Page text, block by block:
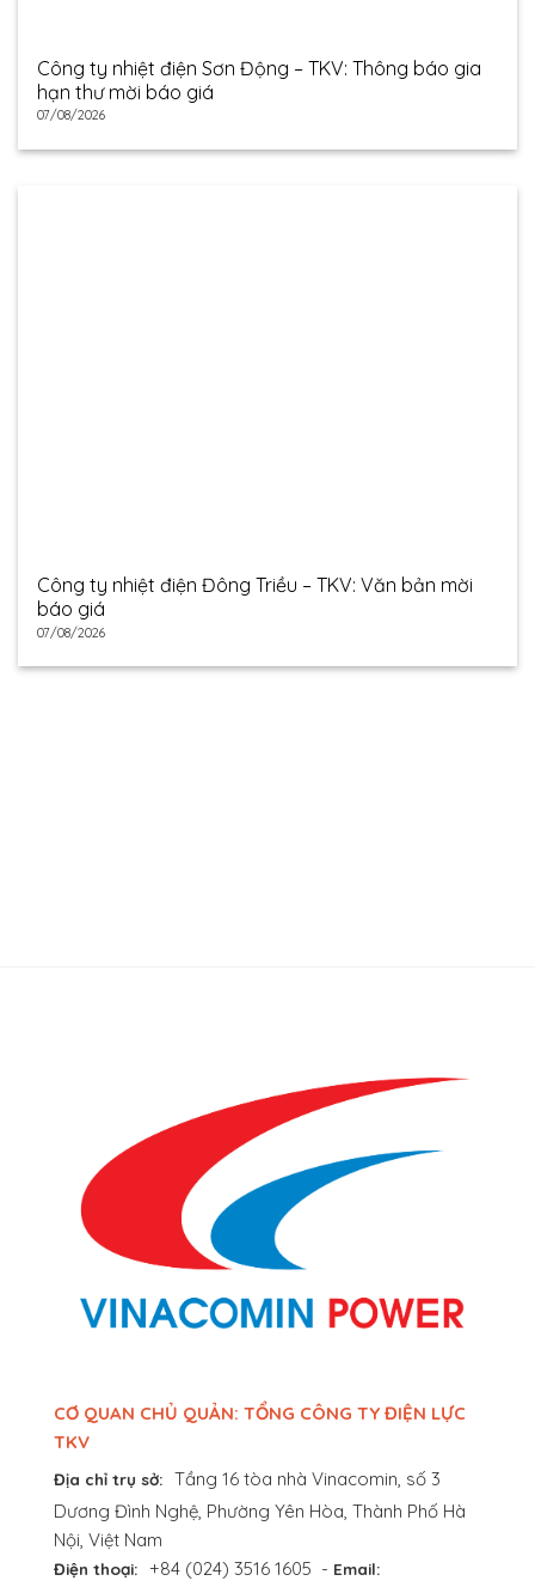
Công ty nhiệt điện Sơn Động – TKV: Thông báo gia
hạn thư mời báo giá
07/08/2026
Công ty nhiệt điện Đông Triều – TKV: Văn bản mời
báo giá
07/08/2026
CƠ QUAN CHỦ QUẢN: TỔNG CÔNG TY ĐIỆN LỰC
TKV
Địa chỉ trụ sở: Tầng 16 tòa nhà Vinacomin, số 3
Dương Đình Nghệ, Phường Yên Hòa, Thành Phố Hà
Nội, Việt Nam
Điện thoại: +84 (024) 3516 1605 - Email: